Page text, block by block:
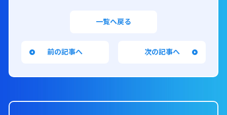
一覧へ戻る
前の記事へ 次の記事へ